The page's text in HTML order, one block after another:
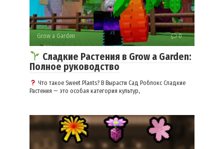
Grow a Garden 0
Сладкие Растения в Grow a Garden:
Полное руководство
Что такое Sweet Plants? В Вырасти Сад Роблокс Сладкие
Растения — это особая категория культур,